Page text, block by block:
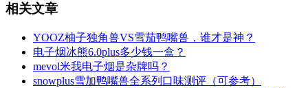
相关文章
YOOZ柚子独角兽VS雪茄鸭嘴兽，谁才是神？
电子烟冰熊6.0plus多少钱一盒？
mevol米我电子烟是杂牌吗？
snowplus雪加鸭嘴兽全系列口味测评（可参考）